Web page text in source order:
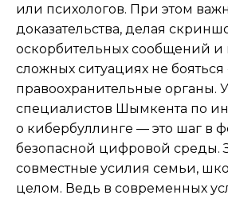
или психологов. При этом
доказательства, делая
оскорбительных сообщений и
сложных ситуациях не бояться
правоохранительные органы.
специалистов Шымкента по
о кибербуллинге — это шаг в
безопасной цифровой среды.
совместные усилия семьи,
целом. Ведь в современных